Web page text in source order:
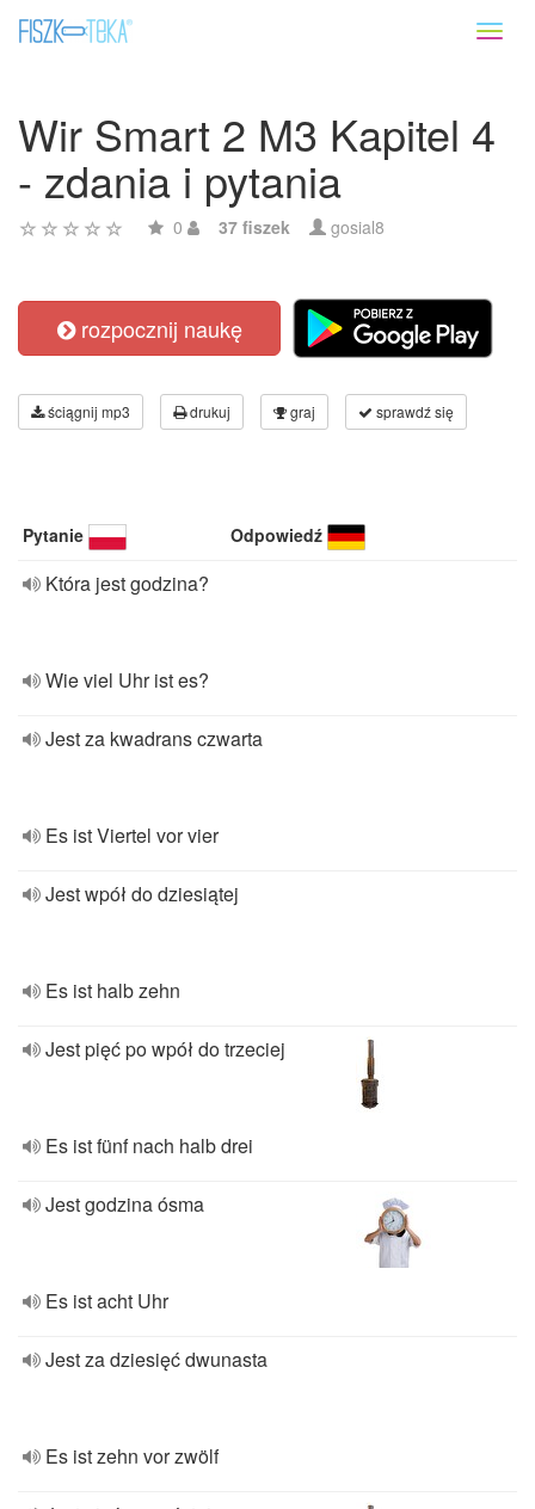
Wir Smart 2 M3 Kapitel 4
- zdania i pytania
0 37 fiszek gosial8
rozpocznij naukę
ściągnij mp3 drukuj graj sprawdź się
Pytanie Odpowiedź
Która jest godzina?
Wie viel Uhr ist es?
Jest za kwadrans czwarta
Es ist Viertel vor vier
Jest wpół do dziesiątej
Es ist halb zehn
Jest pięć po wpół do trzeciej
Es ist fünf nach halb drei
Jest godzina ósma
Es ist acht Uhr
Jest za dziesięć dwunasta
Es ist zehn vor zwölf